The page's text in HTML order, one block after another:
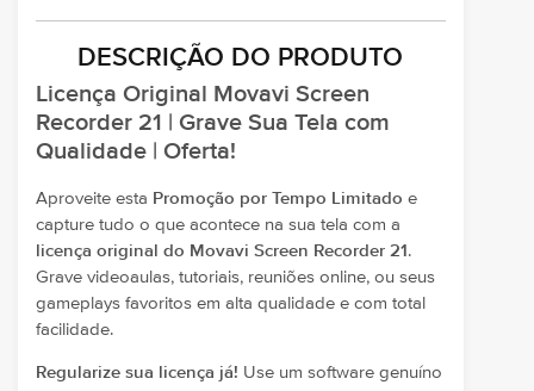
DESCRIÇÃO DO PRODUTO
Licença Original Movavi Screen
Recorder 21 | Grave Sua Tela com
Qualidade | Oferta!
Aproveite esta Promoção por Tempo Limitado e
capture tudo o que acontece na sua tela com a
licença original do Movavi Screen Recorder 21 .
Grave videoaulas, tutoriais, reuniões online, ou seus
gameplays favoritos em alta qualidade e com total
facilidade.
Regularize sua licença já! Use um software genuíno